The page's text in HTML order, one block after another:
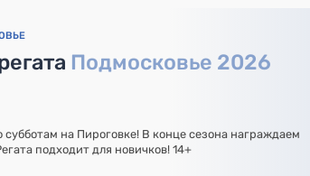
Подмосковье 2026
субботам на Пироговке! В конце сезона награждаем
подходит для новичков! 14+